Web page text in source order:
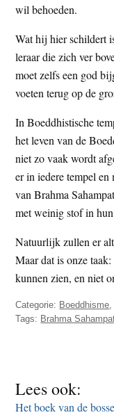
wil behoeden.
Wat hij hier schildert
leraar die zich ver
moet zelfs een god
voeten terug op de
In Boeddhistische
het leven van de
niet zo vaak wordt
er in iedere tempel en
van Brahma
met weinig stof in
Natuurlijk zullen er
Maar dat is onze
kunnen zien, en niet
Categorie: Boeddhisme
Tags: Brahma
Lees ook:
Het boek van de